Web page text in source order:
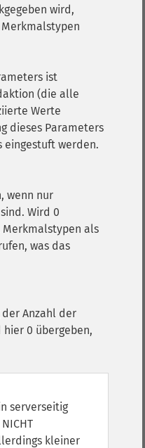
wird,
ist
(die alle
Werte
dieses Parameters
eingestuft werden.
wenn nur
Wird 0
Merkmalstypen als
was das
Anzahl der
hier 0 übergeben,
serverseitig
kleiner